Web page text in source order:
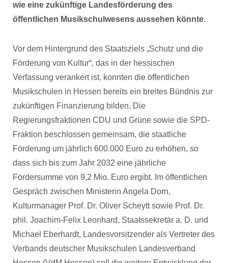
wie eine zukünftige Landesförderung des
öffentlichen Musikschulwesens aussehen könnte.
Vor dem Hintergrund des Staatsziels „Schutz und die
Förderung von Kultur“, das in der hessischen
Verfassung verankert ist, konnten die öffentlichen
Musikschulen in Hessen bereits ein breites Bündnis zur
zukünftigen Finanzierung bilden. Die
Regierungsfraktionen CDU und Grüne sowie die SPD-
Fraktion beschlossen gemeinsam, die staatliche
Förderung um jährlich 600.000 Euro zu erhöhen, so
dass sich bis zum Jahr 2032 eine jährliche
Fördersumme von 9,2 Mio. Euro ergibt. Im öffentlichen
Gespräch zwischen Ministerin Angela Dorn,
Kulturmanager Prof. Dr. Oliver Scheytt sowie Prof. Dr.
phil. Joachim-Felix Leonhard, Staatssekretär a. D. und
Michael Eberhardt, Landesvorsitzender als Vertreter des
Verbands deutscher Musikschulen Landesverband